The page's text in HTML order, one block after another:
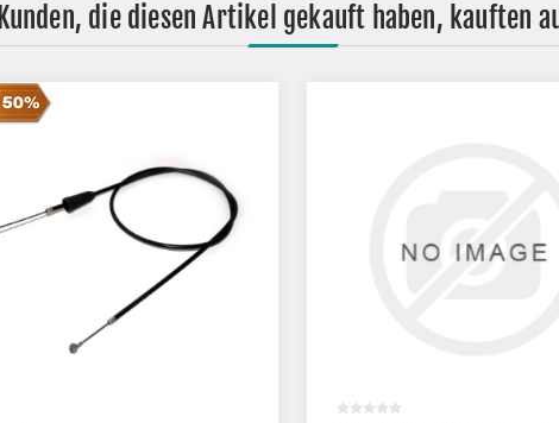
Kunden, die diesen Artikel gekauft haben, kauften